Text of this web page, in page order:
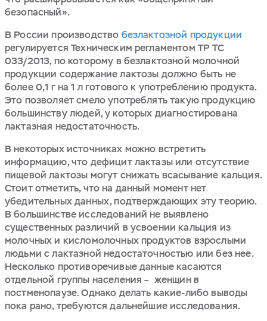
безопасный».
В России производство безлактозной продукции
регулируется Техническим регламентом ТР ТС
033/2013, по которому в безлактозной молочной
продукции содержание лактозы должно быть не
более 0,1 г на 1 л готового к употреблению продукта.
Это позволяет смело употреблять такую продукцию
большинству людей, у которых диагностирована
лактазная недостаточность.
В некоторых источниках можно встретить
информацию, что дефицит лактазы или отсутствие
пищевой лактозы могут снижать всасывание кальция.
Стоит отметить, что на данный момент нет
убедительных данных, подтверждающих эту теорию.
В большинстве исследований не выявлено
существенных различий в усвоении кальция из
молочных и кисломолочных продуктов взрослыми
людьми с лактазной недостаточностью или без нее.
Несколько противоречивые данные касаются
отдельной группы населения – женщин в
постменопаузе. Однако делать какие-либо выводы
пока рано, требуются дальнейшие исследования.